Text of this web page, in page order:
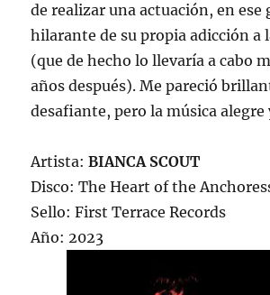
de realizar una actuación, en ese
hilarante de su propia adicción a
(que de hecho lo llevaría a cabo
años después). Me pareció
desafiante, pero la música
Artista:BIANCA SCOUT
Disco: The Heart of the
Sello: First Terrace Records
Año: 2023